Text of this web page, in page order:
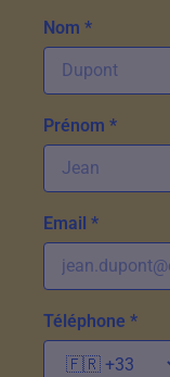
Nom *
Prénom *
Email *
Téléphone *